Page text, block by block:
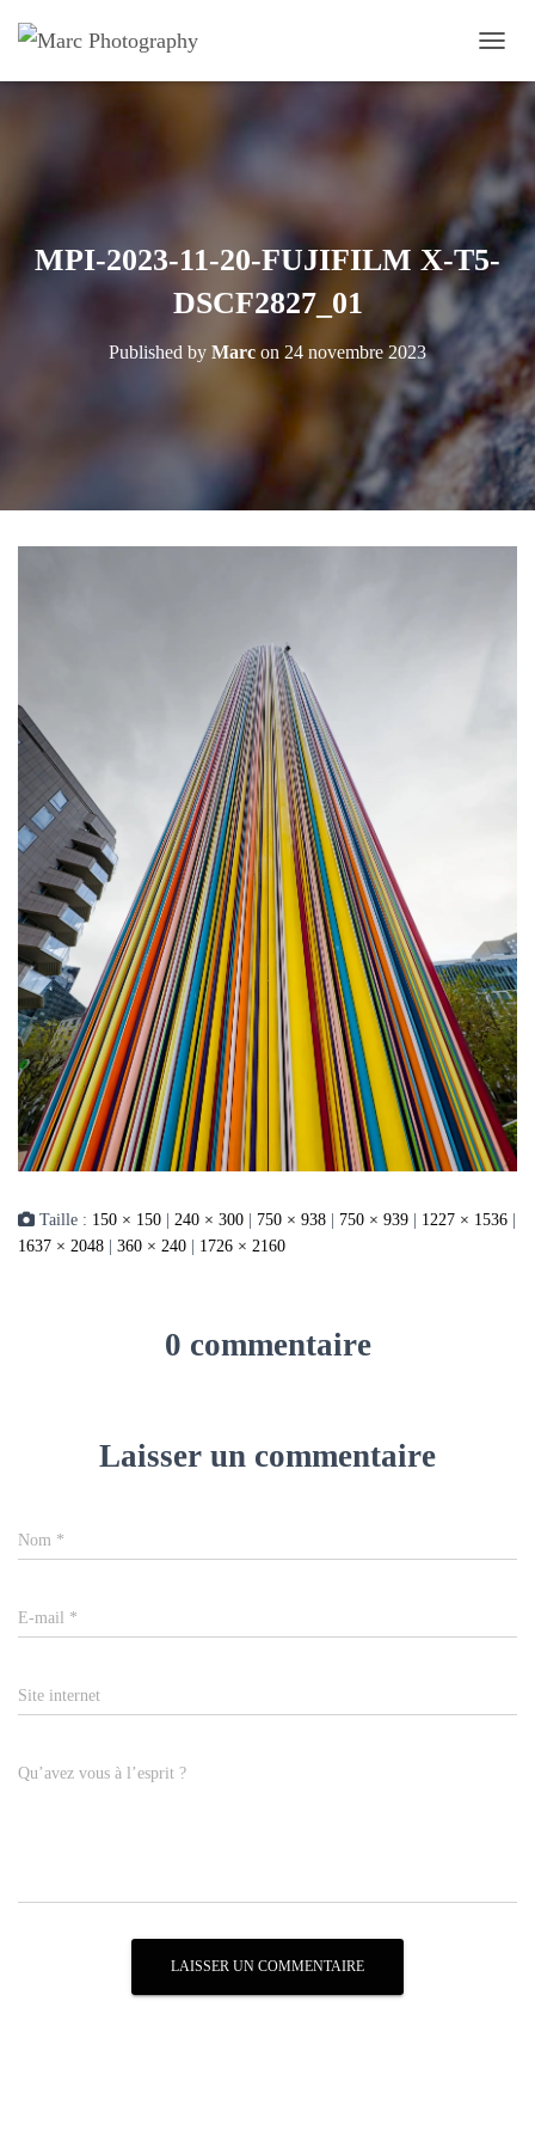
MPI-2023-11-20-FUJIFILM X-T5-
DSCF2827_01
Published by Marc on 24 novembre 2023
Taille : 150 × 150 240 × 300 750 × 938 750 × 939 1227 × 1536
1637 × 2048
360 × 240 1726 × 2160
0 commentaire
Laisser un commentaire
Nom *
E-mail *
Site internet
Qu’avez vous à l’esprit ?